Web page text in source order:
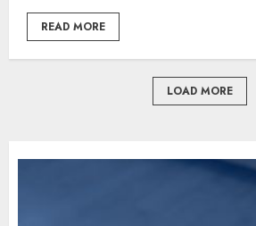
READ MORE
LOAD MORE